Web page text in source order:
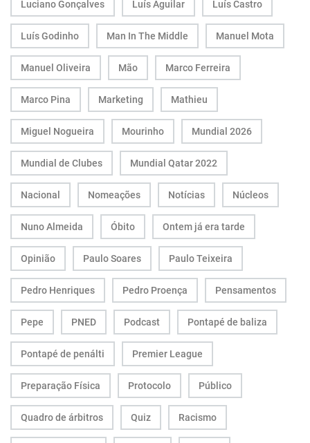
Luciano Gonçalves Luís Aguilar Luís Castro
Luís Godinho Man In The Middle Manuel Mota
Manuel Oliveira Mão Marco Ferreira
Marco Pina Marketing Mathieu
Miguel Nogueira Mourinho Mundial 2026
Mundial de Clubes Mundial Qatar 2022
Nacional Nomeações Notícias Núcleos
Nuno Almeida Óbito Ontem já era tarde
Opinião Paulo Soares Paulo Teixeira
Pedro Henriques Pedro Proença Pensamentos
Pepe PNED Podcast Pontapé de baliza
Pontapé de penálti Premier League
Preparação Física Protocolo Público
Quadro de árbitros Quiz Racismo